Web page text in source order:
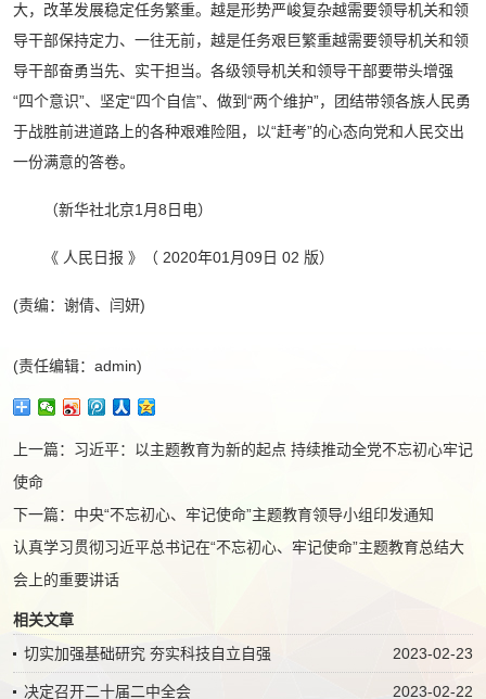
大，改革发展稳定任务繁重。越是形势严峻复杂越需要领导机关和领
导干部保持定力、一往无前，越是任务艰巨繁重越需要领导机关和领
导干部奋勇当先、实干担当。各级领导机关和领导干部要带头增强
“四个意识”、坚定“四个自信”、做到“两个维护”，团结带领各族人民勇
于战胜前进道路上的各种艰难险阻，以“赶考”的心态向党和人民交出
一份满意的答卷。
（新华社北京1月8日电）
《 人民日报 》（ 2020年01月09日 02 版）
(责编：谢倩、闫妍)
(责任编辑：admin)
上一篇： 习近平：以主题教育为新的起点 持续推动全党不忘初心牢记
使命
下一篇： 中央“不忘初心、牢记使命”主题教育领导小组印发通知
认真学习贯彻习近平总书记在“不忘初心、牢记使命”主题教育总结大
会上的重要讲话
相关文章
2023-02-23
切实加强基础研究 夯实科技自立自强
2023-02-22
决定召开二十届二中全会